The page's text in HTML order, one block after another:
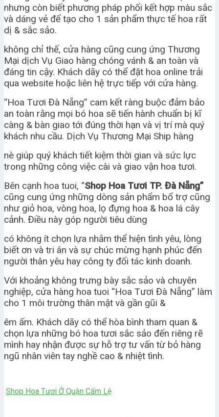
nhưng còn biết phương pháp phối kết hợp màu sắc
và dáng vẻ để tạo cho 1 sản phẩm thực tế hoa rất
dị & sắc sảo.
không chỉ thế, cửa hàng cũng cung ứng Thương
Mại dịch Vụ Giao hàng chóng vánh & an toàn và
đáng tin cậy. Khách dãy có thể đặt hoa online trải
qua website hoặc liên hệ trực tiếp với cửa hàng.
“Hoa Tươi Đà Nẵng” cam kết ràng buộc đảm bảo
an toàn rằng mọi bó hoa sẽ tiến hành chuẩn bị kĩ
càng & bàn giao tới đúng thời hạn và vị trí mà quý
khách nhu cầu. Dịch Vụ Thương Mại Ship hàng
nè giúp quý khách tiết kiệm thời gian và sức lực
trong những công việc cài và giao vận hoa tươi.
Bên cạnh hoa tuoi, “Shop Hoa Tươi TP. Đà Nẵng”
cũng cung ứng những dòng sản phẩm bổ trợ cũng
như giỏ hoa, vòng hoa, lọ đựng hoa & hoa lá cây
cảnh. Điều này góp người tiêu dùng
có không ít chọn lựa nhằm thể hiện tình yêu, lòng
biết ơn và tri ân và sự chúc mừng hạnh phúc đến
người thân yêu hay công ty đối tác kinh doanh.
Với khoảng không trưng bày sắc sảo và chuyên
nghiệp, cửa hàng hoa tuoi “Hoa Tươi Đà Nẵng” làm
cho 1 môi trường thân mật và gần gũi &
êm ấm. Khách dãy có thể hòa bình tham quan &
chọn lựa những bó hoa tươi sắc sảo đến riêng rẽ
mình hay nhận được sự hỗ trợ tư vấn từ bỏ hàng
ngũ nhân viên tay nghề cao & nhiệt tình.
Shop Hoa Tươi Ở Quận Cẩm Lệ